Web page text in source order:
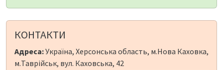
КОНТАКТИ
Адреса:Україна, Херсонська область, м.Нова Каховка,
м.Таврійськ, вул. Каховська, 42